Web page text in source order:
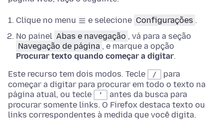
Clique no menu e selecione Configurações .
No painel Abas e navegação , vá para a seção
Navegação de página , e marque a opção
Procurar texto quando começar a digitar.
Este recurso tem dois modos. Tecle
/
para
começar a digitar para procurar em todo o texto na
página atual, ou tecle
'
antes da busca para
procurar somente links. O Firefox destaca texto ou
links correspondentes à medida que você digita.